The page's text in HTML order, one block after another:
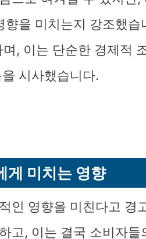
을 미치는지 강조했습
며, 이는 단순한 경제적
시사했습니다.
게 미치는 영향
인 영향을 미친다고 경
고, 이는 결국 소비자들